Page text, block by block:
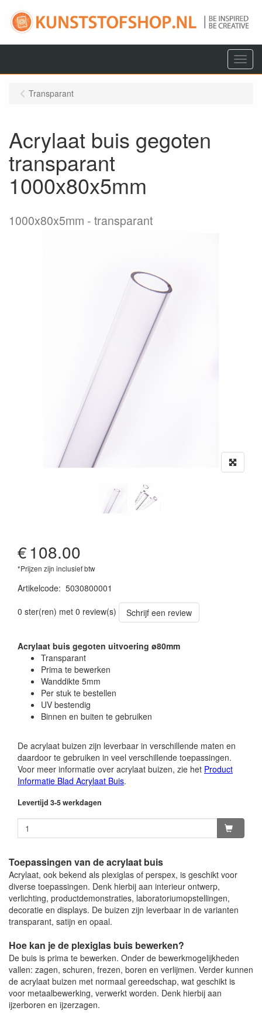
Menu
Transparant
Acrylaat buis gegoten
transparant
1000x80x5mm
1000x80x5mm transparant
€108.00
*Prijzen zijn inclusief btw
Artikelcode: 5030800001
0 ster(ren) met 0 review(s)
Schrijf een review
Acrylaat buis gegoten uitvoering ø80mm
Transparant
Prima te bewerken
Wanddikte 5mm
Per stuk te bestellen
UV bestendig
Binnen en buiten te gebruiken
De acrylaat buizen zijn leverbaar in verschillende maten en
daardoor te gebruiken in veel verschillende toepassingen.
Voor meer informatie over acrylaat buizen, zie het Product
Informatie Blad Acrylaat Buis.
Levertijd 3-5 werkdagen
Toepassingen van de acrylaat buis
Acrylaat, ook bekend als plexiglas of perspex, is geschikt voor
diverse toepassingen. Denk hierbij aan interieur ontwerp,
verlichting, productdemonstraties, laboratoriumopstellingen,
decoratie en displays. De buizen zijn leverbaar in de varianten
transparant, satijn en opaal.
Hoe kan je de plexiglas buis bewerken?
De buis is prima te bewerken. Onder de bewerkmogelijkheden
vallen: zagen, schuren, frezen, boren en verlijmen. Verder kunnen
de acrylaat buizen met normaal gereedschap, wat geschikt is
voor metaalbewerking, verwerkt worden. Denk hierbij aan
ijzerboren en ijzerzagen.